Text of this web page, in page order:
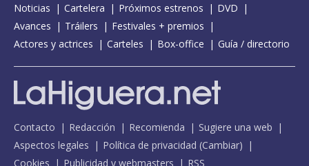
Noticias Cartelera Próximos estrenos
DVD
Avances
Tráilers
Festivales + premios
Actores y actrices
Carteles Box-office Guía / directorio
Contacto Redacción Recomienda
Sugiere una web
Aspectos legales
Política de privacidad (Cambiar)
Cookies
Publicidad y webmasters RSS